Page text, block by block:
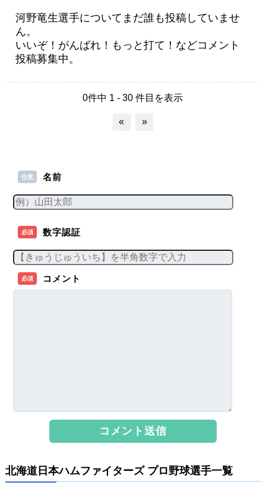
河野竜生選手についてまだ誰も投稿していませ
ん。
いいぞ！がんばれ！もっと打て！などコメント
投稿募集中。
0件中 1 - 30 件目を表示
« »
任意 名前
必須 数字認証
必須 コメント
北海道日本ハムファイターズ プロ野球選手一覧